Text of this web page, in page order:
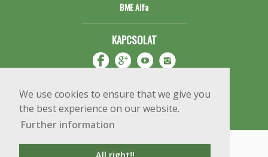
We use cookies to ensure that we give you
the best experience on our website.
Further information
BME Alfa
KAPCSOLAT
Copyright © 2020 BME Építőmérnöki Kar